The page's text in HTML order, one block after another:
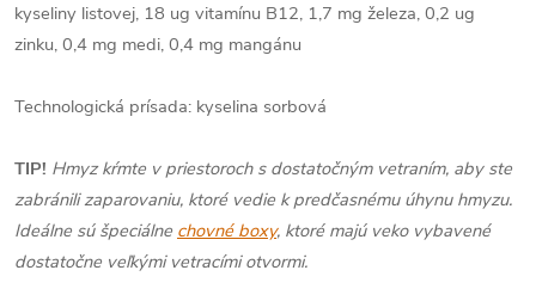
kyseliny listovej, 18 ug vitamínu B12, 1,7 mg železa, 0,2 ug
zinku, 0,4 mg medi, 0,4 mg mangánu
Technologická prísada: kyselina sorbová
TIP! Hmyz kŕmte v priestoroch s dostatočným vetraním, aby ste
zabránili zaparovaniu, ktoré vedie k predčasnému úhynu hmyzu.
Ideálne sú špeciálne chovné boxy, ktoré majú veko vybavené
dostatočne veľkými vetracími otvormi.